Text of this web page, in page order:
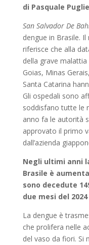
di Pasquale
San Salvador De
dengue in Brasile.
riferisce che alla
della grave
Goias, Minas
Santa Catarina
Gli ospedali sono
soddisfano tutte le
anno fa le autorità
approvato il primo
dall’azienda
Negli ultimi anni
Brasile è
sono decedute
due mesi del
La dengue è
che prolifera nelle
del vaso da fiori. Si